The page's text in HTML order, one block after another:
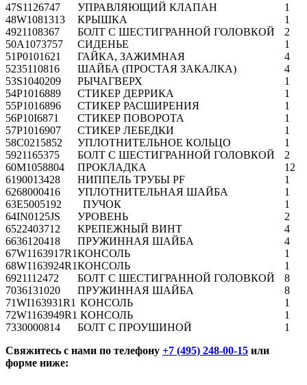
47S1126747 УПРАВЛЯЮЩИЙ КЛАПАН
1
48W1081313 КРЫШКА
1
4921108367 БОЛТ С ШЕСТИГРАННОЙ ГОЛОВКОЙ
2
50A1073757 СИДЕНЬЕ
1
51P0101621 ГАЙКА, ЗАЖИМНАЯ
4
5235110816 ШАЙБА (ПРОСТАЯ ЗАКАЛКА)
4
53S1040209 РЫЧАГВЕРХ
1
54P1016889 СТИКЕР ДЕРРИКА
1
55P1016896 СТИКЕР РАСШИРЕНИЯ
1
56P10I6871 СТИКЕР ПОВОРОТА
1
57P1016907 СТИКЕР ЛЕБЕДКИ
1
58C0215852 УПЛОТНИТЕЛЬНОЕ КОЛЬЦО
1
5921165375 БОЛТ С ШЕСТИГРАННОЙ ГОЛОВКОЙ
2
60M1058804 ПРОКЛАДКА
12
6190013428 НИППЕЛЬ ТРУБЫ PF
1
6268000416 УПЛОТНИТЕЛЬНАЯ ШАЙБА
1
63E5005192 ПУЧОК
1
64IN0125JS УРОВЕНЬ
2
6522403712 КРЕПЕЖНЫЙ ВИНТ
4
6636120418 ПРУЖИННАЯ ШАЙБА
4
67W1163917R1КОНСОЛЬ
1
68W1163924R1КОНСОЛЬ
1
6921112472 БОЛТ С ШЕСТИГРАННОЙ ГОЛОВКОЙ
8
7036131020 ПРУЖИННАЯ ШАЙБА
8
71WI163931R1 КОНСОЛЬ
1
72W1163949R1 КОНСОЛЬ
1
7330000814 БОЛТ С ПРОУШИНОЙ
1
Свяжитесь с нами по телефону +7 (495) 248-00-15 или
форме ниже: